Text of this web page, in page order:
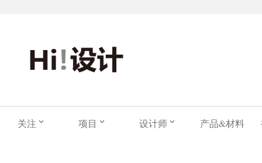
关注 项目 设计师 产品&材料